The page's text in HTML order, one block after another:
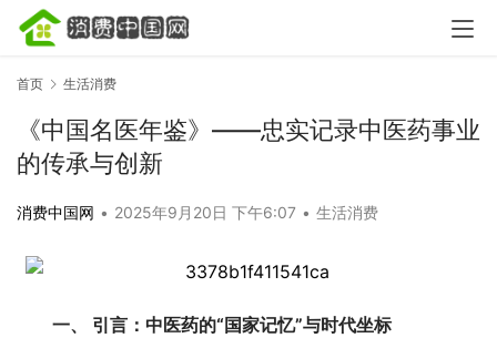
首页 生活消费
《中国名医年鉴》——忠实记录中医药事业
的传承与创新
消费中国网 • 2025年9月20日 下午6:07 • 生活消费
一、 引言：中医药的“国家记忆”与时代坐标